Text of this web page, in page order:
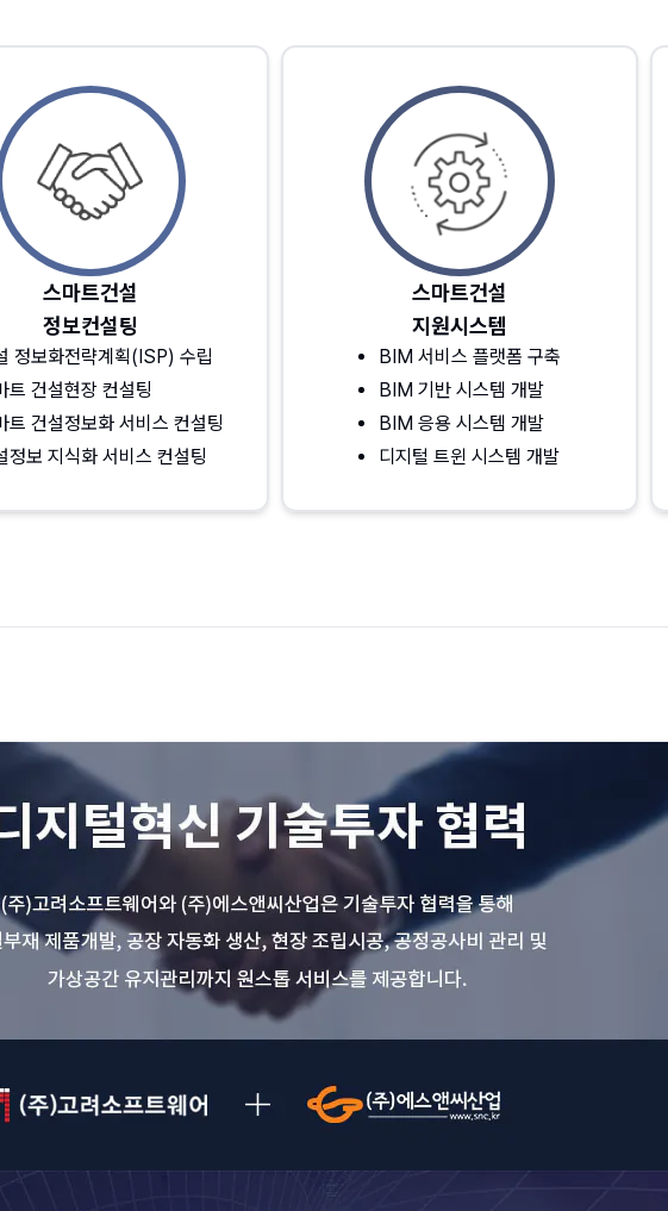
스마트건설
정보컨설팅
정보화전략계획(ISP) 수립
트 건설현장 컨설팅
트 건설정보화 서비스 컨설팅
정보 지식화 서비스 컨설팅
스마트건설
지원시스템
BIM 서비스 플랫폼 구축
BIM 기반 시스템 개발
BIM 응용 시스템 개발
디지털 트윈 시스템 개발